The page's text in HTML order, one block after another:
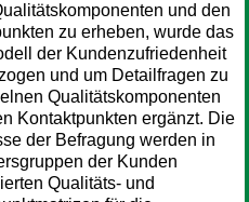
und den
zu erheben, wurde das
der Kundenzufriedenheit
und um Detailfragen zu
Qualitätskomponenten
Kontaktpunkten ergänzt. Die
der Befragung werden in
der Kunden
Qualitäts- und